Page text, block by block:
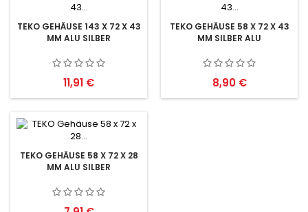
TEKO GEHÄUSE 143 X 72 X 43
MM ALU SILBER
Preis
11,91 €
TEKO GEHÄUSE 58 X 72 X 43
MM SILBER ALU
Preis
8,90 €
TEKO GEHÄUSE 58 X 72 X 28
MM ALU SILBER